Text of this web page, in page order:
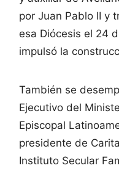
por Juan Pablo II y
esa Diócesis el 24
impulsó la
También se
Ejecutivo del
Episcopal
presidente de
Instituto Secular